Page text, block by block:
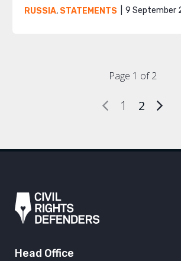
RUSSIA, STATEMENTS 9 September
Page 1 of 2
1 2
Head Office